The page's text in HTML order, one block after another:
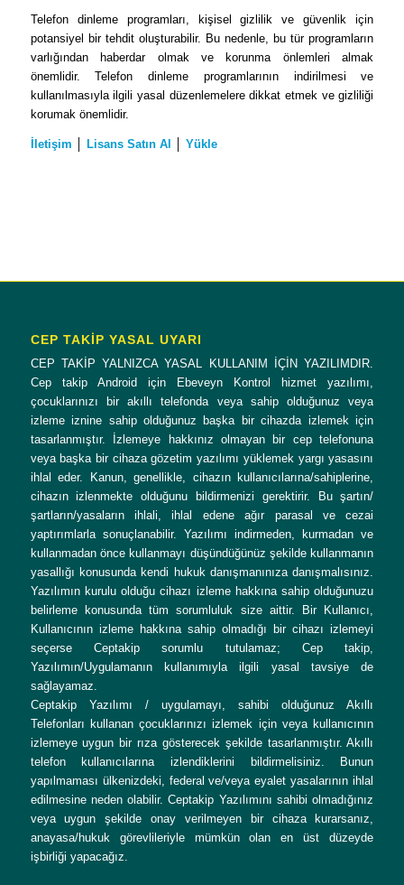
Telefon dinleme programları, kişisel gizlilik ve güvenlik için
potansiyel bir tehdit oluşturabilir. Bu nedenle, bu tür programların
varlığından haberdar olmak ve korunma önlemleri almak
önemlidir. Telefon dinleme programlarının indirilmesi ve
kullanılmasıyla ilgili yasal düzenlemelere dikkat etmek ve gizliliği
korumak önemlidir.
İletişim Lisans Satın Al Yükle
CEP TAKİP YASAL UYARI
CEP TAKİP YALNIZCA YASAL KULLANIM İÇİN YAZILIMDIR.
Cep takip Android için Ebeveyn Kontrol hizmet yazılımı,
çocuklarınızı bir akıllı telefonda veya sahip olduğunuz veya
izleme iznine sahip olduğunuz başka bir cihazda izlemek için
tasarlanmıştır. İzlemeye hakkınız olmayan bir cep telefonuna
veya başka bir cihaza gözetim yazılımı yüklemek yargı yasasını
ihlal eder. Kanun, genellikle, cihazın kullanıcılarına/sahiplerine,
cihazın izlenmekte olduğunu bildirmenizi gerektirir. Bu şartın/
şartların/yasaların ihlali, ihlal edene ağır parasal ve cezai
yaptırımlarla sonuçlanabilir. Yazılımı indirmeden, kurmadan ve
kullanmadan önce kullanmayı düşündüğünüz şekilde kullanmanın
yasallığı konusunda kendi hukuk danışmanınıza danışmalısınız.
Yazılımın kurulu olduğu cihazı izleme hakkına sahip olduğunuzu
belirleme konusunda tüm sorumluluk size aittir. Bir Kullanıcı,
Kullanıcının izleme hakkına sahip olmadığı bir cihazı izlemeyi
seçerse Ceptakip sorumlu tutulamaz; Cep takip,
Yazılımın/Uygulamanın kullanımıyla ilgili yasal tavsiye de
sağlayamaz.
Ceptakip Yazılımı / uygulamayı, sahibi olduğunuz Akıllı
Telefonları kullanan çocuklarınızı izlemek için veya kullanıcının
izlemeye uygun bir rıza gösterecek şekilde tasarlanmıştır. Akıllı
telefon kullanıcılarına izlendiklerini bildirmelisiniz. Bunun
yapılmaması ülkenizdeki, federal ve/veya eyalet yasalarının ihlal
edilmesine neden olabilir. Ceptakip Yazılımını sahibi olmadığınız
veya uygun şekilde onay verilmeyen bir cihaza kurarsanız,
anayasa/hukuk görevlileriyle mümkün olan en üst düzeyde
işbirliği yapacağız.